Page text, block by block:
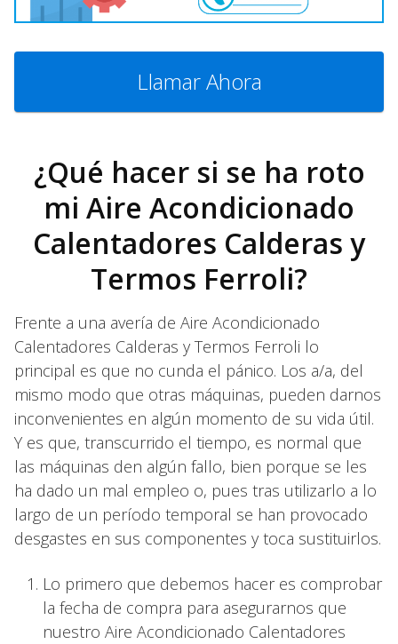
Llamar Ahora
¿Qué hacer si se ha roto
mi Aire Acondicionado
Calentadores Calderas y
Termos Ferroli?
Frente a una avería de Aire Acondicionado
Calentadores Calderas y Termos Ferroli lo
principal es que no cunda el pánico. Los a/a, del
mismo modo que otras máquinas, pueden darnos
inconvenientes en algún momento de su vida útil.
Y es que, transcurrido el tiempo, es normal que
las máquinas den algún fallo, bien porque se les
ha dado un mal empleo o, pues tras utilizarlo a lo
largo de un período temporal se han provocado
desgastes en sus componentes y toca sustituirlos.
Lo primero que debemos hacer es comprobar
la fecha de compra para asegurarnos que
nuestro Aire Acondicionado Calentadores